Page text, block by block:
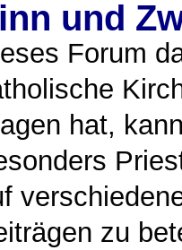
und
Forum
hat,
zu